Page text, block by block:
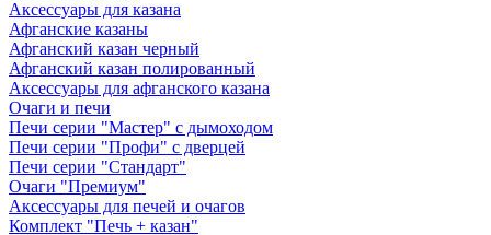
Аксессуары для казана
Афганские казаны
Афганский казан черный
Афганский казан полированный
Аксессуары для афганского казана
Очаги и печи
Печи серии "Мастер" с дымоходом
Печи серии "Профи" с дверцей
Печи серии "Стандарт"
Очаги "Премиум"
Аксессуары для печей и очагов
Комплект "Печь + казан"